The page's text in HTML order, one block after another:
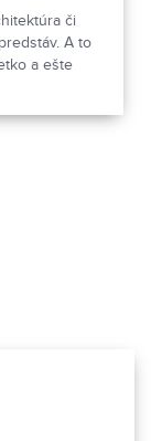
či
A to
a ešte